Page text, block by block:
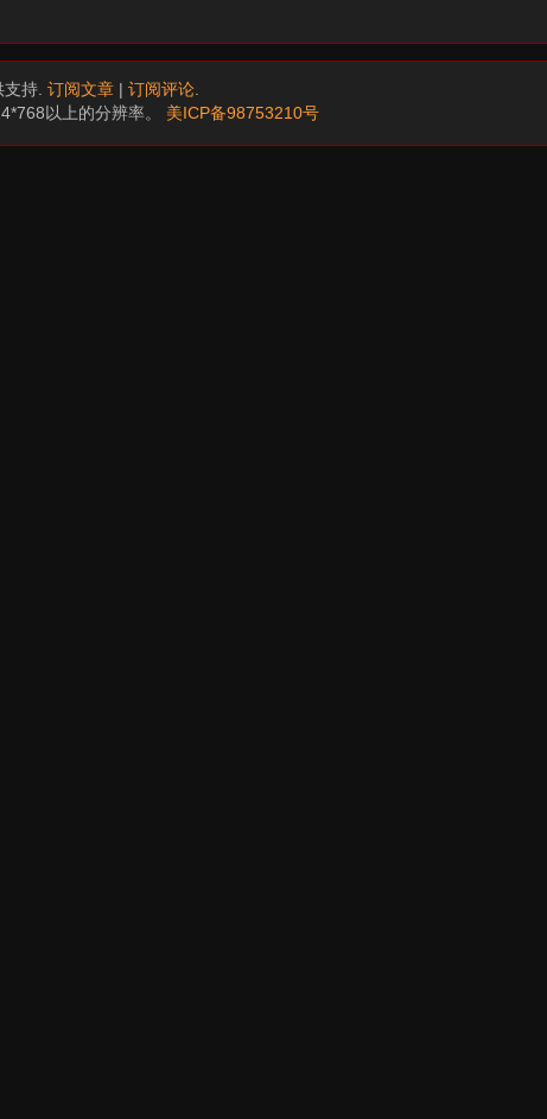
支持.订阅文章 |订阅评论
以上的分辨率。 美ICP备98753210号